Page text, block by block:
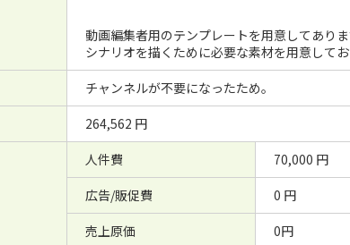
動画編集者用のテンプレートを用意してありま
シナリオを描くために必要な素材を用意してお
チャンネルが不要になったため。
264,562 円
人件費
70,000 円
広告/販促費
0 円
売上原価
0円